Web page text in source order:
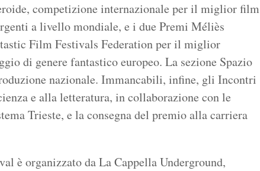
competizione internazionale per il miglior film
a livello mondiale, e i due Premi Méliès
Film Festivals Federation per il miglior
di genere fantastico europeo. La sezione Spazio
nazionale. Immancabili, infine, gli Incontri
e alla letteratura, in collaborazione con le
Trieste, e la consegna del premio alla carriera
è organizzato da La Cappella Underground,